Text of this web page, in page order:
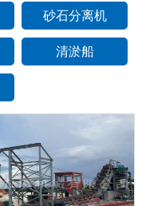
砂石分离机
清淤船